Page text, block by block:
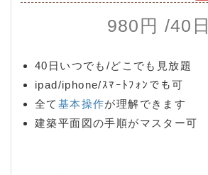
980円 /40日
40日いつでも/どこでも見放題
ipad/iphone/ｽﾏｰﾄﾌｫﾝでも可
全て 基本操作が理解できます
建築平面図の手順がマスター可